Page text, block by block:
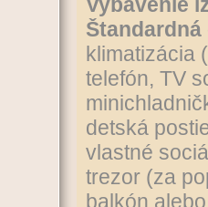
klimatizácia
telefón, TV
detská
vlastné
trezor (za
balkón